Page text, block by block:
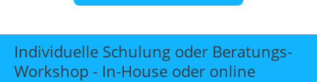
Start
Themen
Individuelle Schulung oder Beratungs-
Workshop - In-House oder online